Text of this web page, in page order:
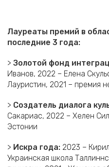
Лауреаты премий в
последние 3 года:
> Золотой фонд
Иванов, 2022 – Елена
Лауристин, 2021 – премия
> Создатель диалога
Сакариас, 2022 – Хелен
Эстонии
> Искра года: 2023 –
Украинская школа